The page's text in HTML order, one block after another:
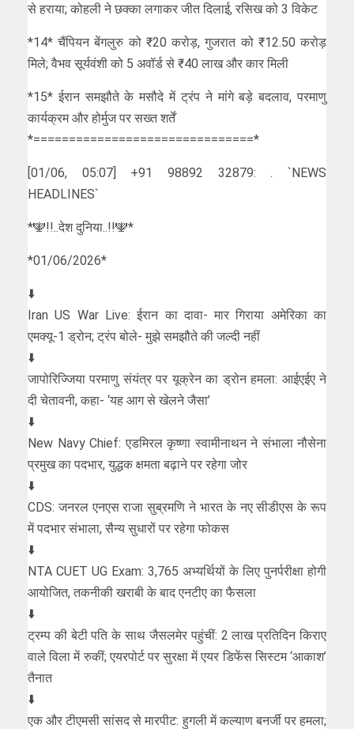
से हराया; कोहली ने छक्का लगाकर जीत दिलाई, रसिख को 3 विकेट
*14* चैंपियन बेंगलुरु को ₹20 करोड़, गुजरात को ₹12.50 करोड़
मिले; वैभव सूर्यवंशी को 5 अवॉर्ड से ₹40 लाख और कार मिली
*15* ईरान समझौते के मसौदे में ट्रंप ने मांगे बड़े बदलाव, परमाणु
कार्यक्रम और होर्मुज पर सख्त शर्तें
*===============================*
[01/06, 05:07] +91 98892 32879: . `NEWS
HEADLINES`
*🕎!!..देश दुनिया..!!🕎*
*01/06/2026*
⬇️
Iran US War Live: ईरान का दावा- मार गिराया अमेरिका का
एमक्यू-1 ड्रोन; ट्रंप बोले- मुझे समझौते की जल्दी नहीं
⬇️
जापोरिज्जिया परमाणु संयंत्र पर यूक्रेन का ड्रोन हमला: आईएईए ने
दी चेतावनी, कहा- ‘यह आग से खेलने जैसा’
⬇️
New Navy Chief: एडमिरल कृष्णा स्वामीनाथन ने संभाला नौसेना
प्रमुख का पदभार, युद्धक क्षमता बढ़ाने पर रहेगा जोर
⬇️
CDS: जनरल एनएस राजा सुब्रमणि ने भारत के नए सीडीएस के रूप
में पदभार संभाला, सैन्य सुधारों पर रहेगा फोकस
⬇️
NTA CUET UG Exam: 3,765 अभ्यर्थियों के लिए पुनर्परीक्षा होगी
आयोजित, तकनीकी खराबी के बाद एनटीए का फैसला
⬇️
ट्रम्प की बेटी पति के साथ जैसलमेर पहुंचीं: 2 लाख प्रतिदिन किराए
वाले विला में रुकीं; एयरपोर्ट पर सुरक्षा में एयर डिफेंस सिस्टम ‘आकाश’
तैनात
⬇️
एक और टीएमसी सांसद से मारपीट: हुगली में कल्याण बनर्जी पर हमला;